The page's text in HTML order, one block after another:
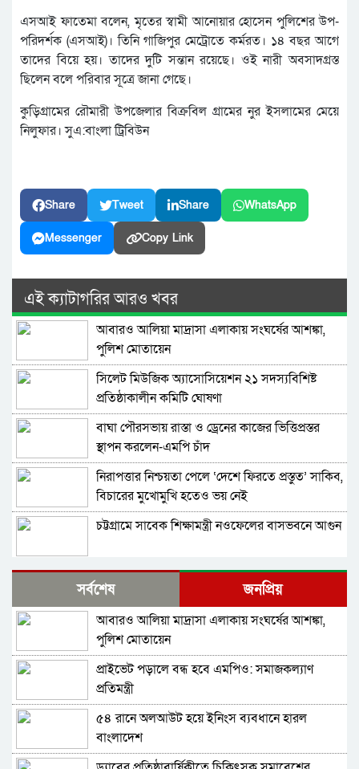
এসআই ফাতেমা বলেন, মৃতের স্বামী আনোয়ার হোসেন পুলিশের উপ-
পরিদর্শক (এসআই)। তিনি গাজিপুর মেট্রোতে কর্মরত। ১৪ বছর আগে
তাদের বিয়ে হয়। তাদের দুটি সন্তান রয়েছে। ওই নারী অবসাদগ্রস্ত
ছিলেন বলে পরিবার সূত্রে জানা গেছে।
কুড়িগ্রামের রৌমারী উপজেলার বিক্রবিল গ্রামের নুর ইসলামের মেয়ে
নিলুফার। সুএ:বাংলা ট্রিবিউন
Share Tweet Share WhatsApp
Messenger Copy Link
এই ক্যাটাগরির আরও খবর
আবারও আলিয়া মাদ্রাসা এলাকায় সংঘর্ষের আশঙ্কা,
পুলিশ মোতায়েন
সিলেট মিউজিক অ্যাসোসিয়েশন ২১ সদস্যবিশিষ্ট
প্রতিষ্ঠাকালীন কমিটি ঘোষণা
বাঘা পৌরসভায় রাস্তা ও ড্রেনের কাজের ভিত্তিপ্রস্তর
স্থাপন করলেন-এমপি চাঁদ
নিরাপত্তার নিশ্চয়তা পেলে ‘দেশে ফিরতে প্রস্তুত’ সাকিব,
বিচারের মুখোমুখি হতেও ভয় নেই
চট্টগ্রামে সাবেক শিক্ষামন্ত্রী নওফেলের বাসভবনে আগুন
বগুড়ায় ও সিলেটে দুই ঘণ্টার ব্যবধানে সড়ক দুর্ঘটনায়
শিশুসহ প্রাণ গেল ১৫ জনের
ঢাকায় বাসভবনে অগ্নিকাণ্ড, স্ত্রীসহ হাসপাতালে ভর্তি
পাকিস্তান হাইকমিশনার
আওয়ামী লীগ আমাদের শত্রু নয়, অচিরেই আওয়ামী
লীগ বিএনপির সঙ্গে মিশে যাবে: সংসদ সদস্য নাছির
শহীদ আহসান জুলাই যোদ্ধা নন—দাবি বিএনপি নেতার,
জামায়াত নেতা বললেন, ‘সারজিসও ছাত্রলীগ করতেন’
সর্বশেষ জনপ্রিয়
আবারও আলিয়া মাদ্রাসা এলাকায় সংঘর্ষের আশঙ্কা,
পুলিশ মোতায়েন
প্রাইভেট পড়ালে বন্ধ হবে এমপিও: সমাজকল্যাণ
প্রতিমন্ত্রী
৫৪ রানে অলআউট হয়ে ইনিংস ব্যবধানে হারল
বাংলাদেশ